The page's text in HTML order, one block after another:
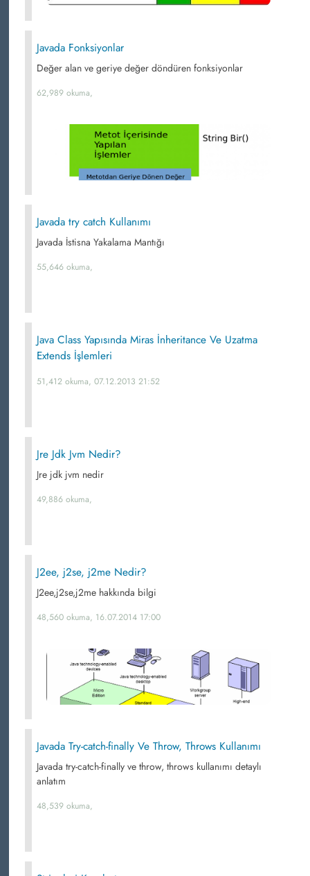
Javada Fonksiyonlar
Değer alan ve geriye değer döndüren fonksiyonlar
62,989 okuma,
Javada try catch Kullanımı
Javada İstisna Yakalama Mantığı
55,646 okuma,
Java Class Yapısında Miras İnheritance Ve Uzatma
Extends İşlemleri
51,412 okuma, 07.12.2013 21:52
Jre Jdk Jvm Nedir?
Jre jdk jvm nedir
49,886 okuma,
J2ee, j2se, j2me Nedir?
J2ee,j2se,j2me hakkında bilgi
48,560 okuma, 16.07.2014 17:00
Javada Try-catch-finally Ve Throw, Throws Kullanımı
Javada try-catch-finally ve throw, throws kullanımı detaylı
anlatım
48,539 okuma,